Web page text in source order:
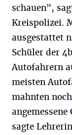
schauen",
Kreispolizei.
ausgestattet
Schüler der
Autofahrern
meisten
mahnten
sagte